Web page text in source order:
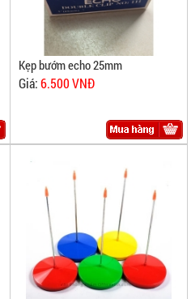
Kẹp bướm echo 25mm
Giá:6.500 VNĐ